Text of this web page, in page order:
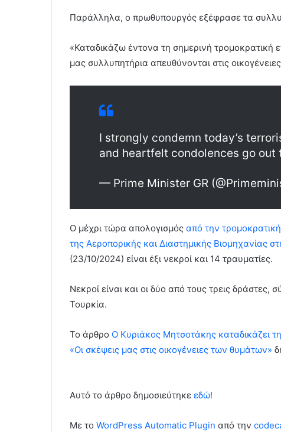
Παράλληλα, ο πρωθυπουργός εξέφρασε τα
«Καταδικάζω έντονα τη σημερινή τρομοκρατική
μας συλλυπητήρια απευθύνονται στις
I strongly condemn today’s
and heartfelt condolences go
— Prime Minister GR
Ο μέχρι τώρα απολογισμός από την
της Αεροπορικής και Διαστημικής Βιομηχανίας
(23/10/2024) είναι έξι νεκροί και 14 τραυματίες.
Νεκροί είναι και οι δύο από τους τρεις
Τουρκία.
To άρθρο Ο Κυριάκος Μητσοτάκης καταδικάζει
«Οι σκέψεις μας στις οικογένειες των θυμάτων»
Αυτό το άρθρο δημοσιεύτηκε εδώ!
Με το WordPress Automatic Plugin από την